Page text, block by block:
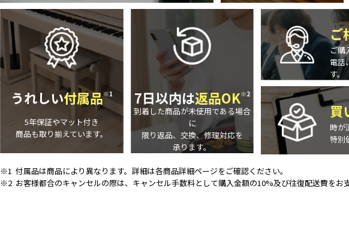
うれしい付属品※1
5年保証やマット付き
商品も取り揃えています。
7日以内は返品OK※2
到着した商品が未使用である場合
に
限り返品、交換、修理対応を
承ります。
ご
ご購
電話
す。
買
時が
特別
※1 付属品は商品により異なります。詳細は各商品詳細ページをご確認ください。
※2 お客様都合のキャンセルの際は、キャンセル手数料として購入金額の10%及び往復配送費をお